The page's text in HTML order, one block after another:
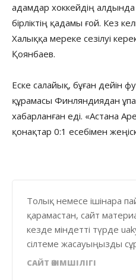
адамдар хоккейдің
бірліктің қадамы ғой. Кез
Халыққа мереке сезілуі
Қоянбаев.
Еске салайық, бұған дейін
құрамасы Финляндиядан
хабарланған еді. «Астана
қонақтар 0:1 есебімен
Толық немесе ішінара
қарамастан, сайт
кезде міндетті түрде
сілтеме жасауыңызды
САЙТ ӘКІМШІЛІГІ